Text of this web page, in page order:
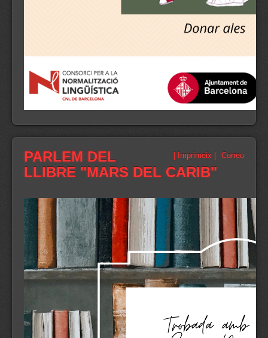
Correu
| Imprimeix |
PARLEM DEL
LLIBRE "MARS DEL CARIB"